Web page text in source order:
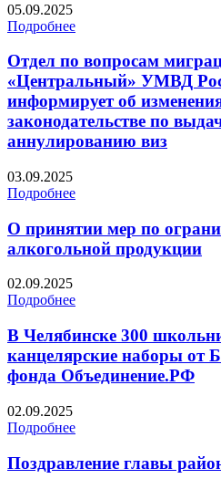
05.09.2025
Подробнее
Отдел по вопросам
«Центральный» УМВД
информирует об
законодательстве по
аннулированию виз
03.09.2025
Подробнее
О принятии мер по
алкогольной продукции
02.09.2025
Подробнее
В Челябинске 300
канцелярские наборы от
фонда Объединение.РФ
02.09.2025
Подробнее
Поздравление главы